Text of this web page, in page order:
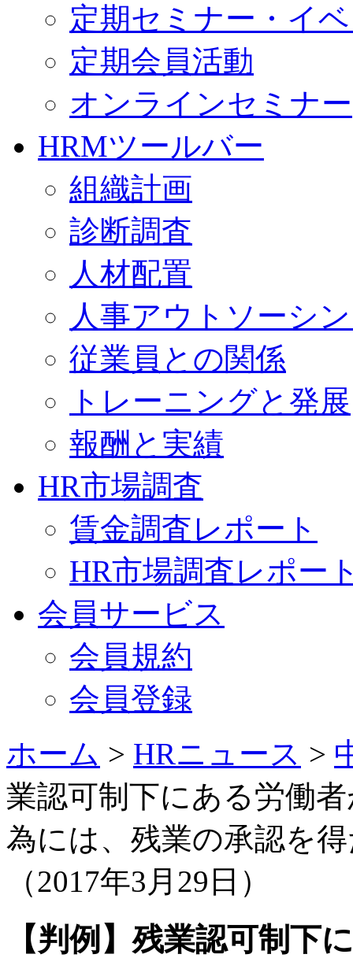
定期セミナー・イ
定期会員活動
オンラインセミナー
HRMツールバー
組織計画
診断調査
人材配置
人事アウトソーシ
従業員との関係
トレーニングと発展
報酬と実績
HR市場調査
賃金調査レポート
HR市場調査レポー
会員サービス
会員規約
会員登録
ホーム > HRニュース >
業認可制下にある労働
為には、残業の承認を
（2017年3月29日）
【判例】残業認可制下